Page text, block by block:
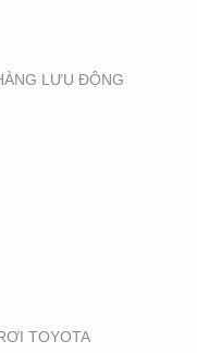
LƯU ĐỘNG
TOYOTA